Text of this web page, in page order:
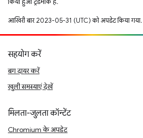
किया हुआ ट्रेडमार्क है.
आखिरी बार 2023-05-31 (UTC) को अपडेट किया गया.
सहयोग करें
बग दायर करें
खुली समस्याएं देखें
मिलता-जुलता कॉन्टेंट
Chromium के अपडेट